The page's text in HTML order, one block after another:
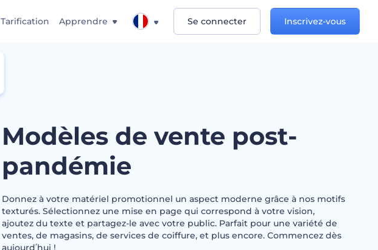
Tarification Apprendre Se connecter Inscrivez-vous
Modèles de vente post-
pandémie
Donnez à votre matériel promotionnel un aspect moderne grâce à nos motifs
texturés. Sélectionnez une mise en page qui correspond à votre vision,
ajoutez du texte et partagez-le avec votre public. Parfait pour une variété de
ventes, de magasins, de services de coiffure, et plus encore. Commencez dès
aujourd՛hui !